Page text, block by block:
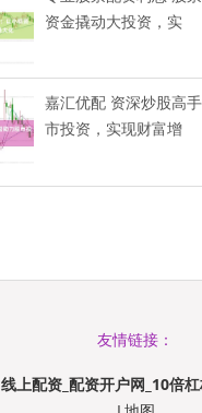
资金撬动大投资，实
嘉汇优配 资深炒股高
市投资，实现财富增
友情链接：
线上配资_配资开户网_10倍